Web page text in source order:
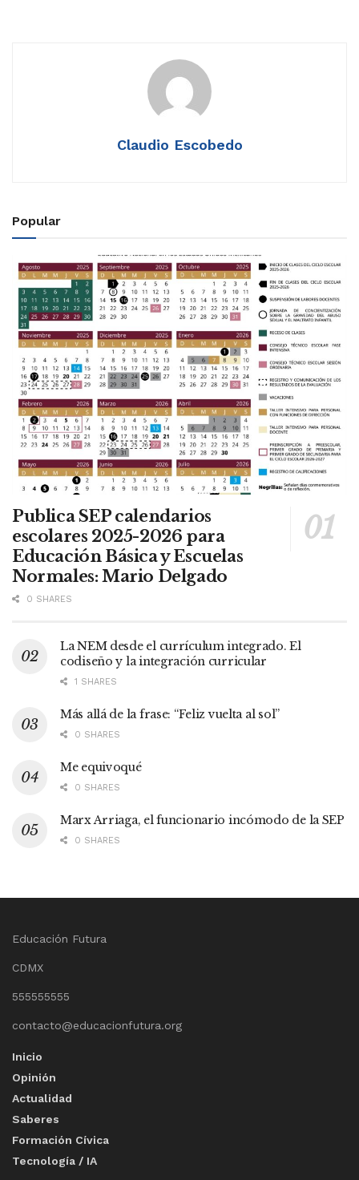
Claudio Escobedo
Popular
Publica SEP calendarios
escolares 2025-2026 para
Educación Básica y Escuelas
Normales: Mario Delgado
0 SHARES
La NEM desde el currículum integrado. El
codiseño y la integración curricular
1 SHARES
Más allá de la frase: “Feliz vuelta al sol”
0 SHARES
Me equivoqué
0 SHARES
Marx Arriaga, el funcionario incómodo de la SEP
0 SHARES
Educación Futura
CDMX
555555555
contacto@educacionfutura.org
Inicio
Opinión
Actualidad
Saberes
Formación Cívica
Tecnología / IA